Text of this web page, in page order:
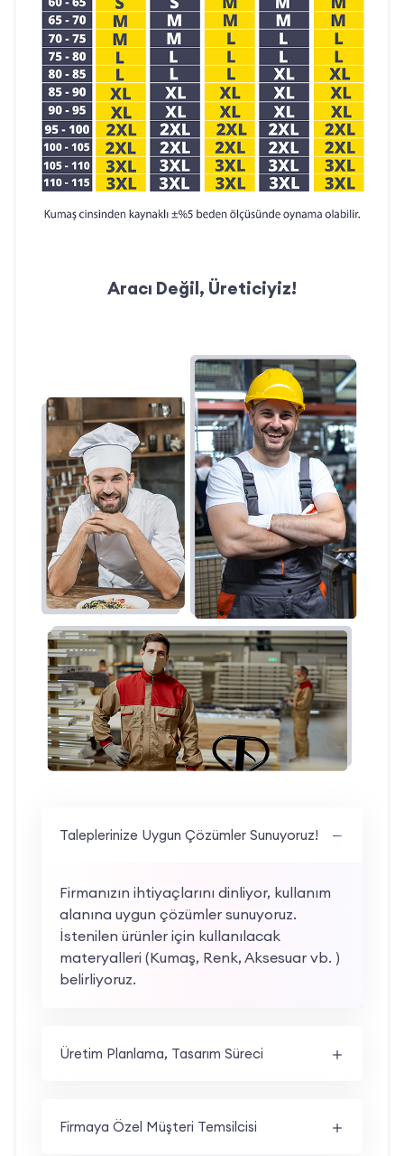
Telefon:0212 909 19 45
WhatsApp Müşteri Hattı:0532 685 83 00
E-posta:teklif@ismarketi.com
Aracı Değil, Üreticiyiz!
Taleplerinize Uygun Çözümler Sunuyoruz!
Firmanızın ihtiyaçlarını dinliyor, kullanım
alanına uygun çözümler sunuyoruz.
İstenilen ürünler için kullanılacak
materyalleri (Kumaş, Renk, Aksesuar vb. )
belirliyoruz.
Üretim Planlama, Tasarım Süreci
Firmaya Özel Müşteri Temsilcisi